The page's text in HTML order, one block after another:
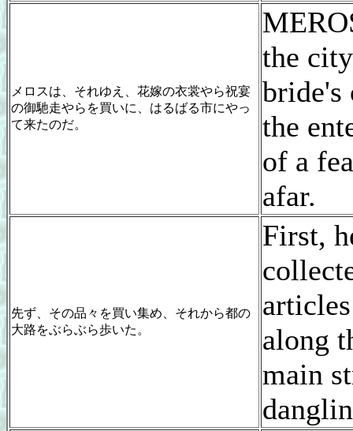
メロスは、それゆえ、花嫁の衣裳やら祝宴
の御馳走やらを買いに、はるばる市にやっ
て来たのだ。
the
bride's
the
of a
afar.
先ず、その品々を買い集め、それから都の
大路をぶらぶら歩いた。
First,
along
main